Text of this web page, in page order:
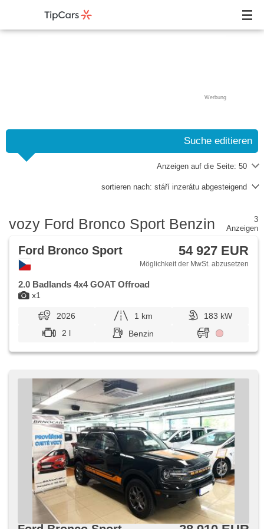
Werbung
Suche editieren
Anzeigen auf die Seite: 50
sortieren nach: stáří inzerátu abgesteigend
vozy Ford Bronco Sport Benzin
3
Anzeigen
x1
Ford Bronco Sport 54 927 EUR
Möglichkeit der MwSt. abzusetzen
2.0 Badlands 4x4 GOAT Offroad
2026 1 km
183 kW
2 l
Benzin